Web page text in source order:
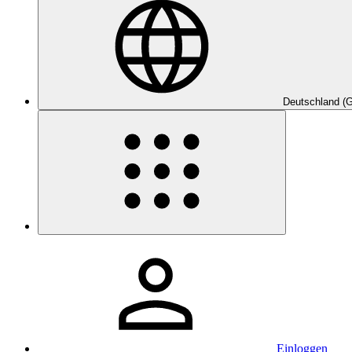
Deutschland
Einloggen